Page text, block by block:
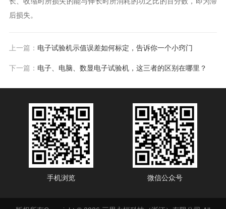
后损失。
上一篇： 电子试验机示值误差如何标定，告诉你一个小窍门
下一篇： 电子、电脑、数显电子试验机，这三者的区别在哪里？
手机浏览 微信公众号